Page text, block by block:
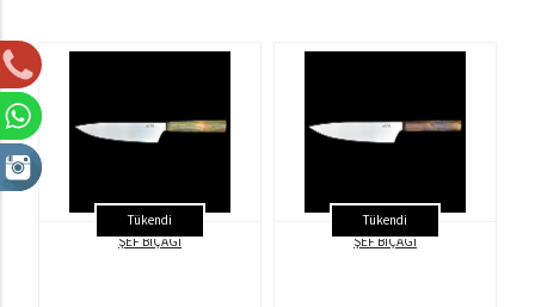
Tükendi
ŞEF BIÇAĞI
Tükendi
ŞEF BIÇAĞI